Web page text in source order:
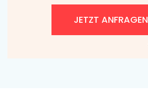
JETZT ANFRAGEN